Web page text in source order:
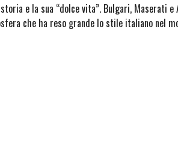
e la sua “dolce vita”. Bulgari, Maserati
che ha reso grande lo stile italiano nel